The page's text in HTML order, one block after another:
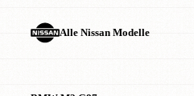
Alle Nissan Modelle